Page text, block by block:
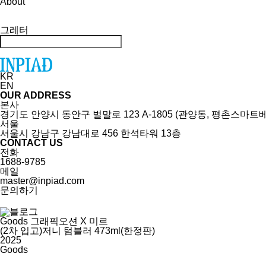
그레터
KR
EN
OUR ADDRESS
본사
경기도 안양시 동안구 벌말로 123 A-1805 (관양동, 평촌스마트
서울
서울시 강남구 강남대로 456 한석타워 13층
CONTACT US
전화
1688-9785
메일
master@inpiad.com
문의하기
Goods 그래픽오션 X 미르
(2차 입고)저니 텀블러 473ml(한정판)
2025
Goods